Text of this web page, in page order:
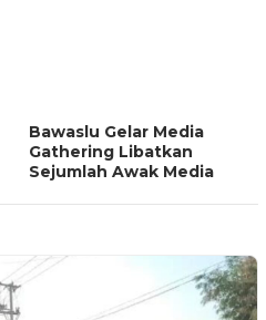
Bawaslu Gelar Media
Gathering Libatkan
Sejumlah Awak Media